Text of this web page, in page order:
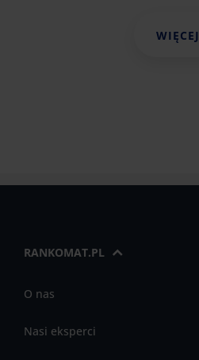
WIĘCEJ
RANKOMAT.PL
O nas
Nasi eksperci